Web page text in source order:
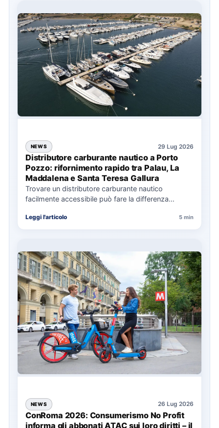
NEWS 29 Lug 2026
Distributore carburante nautico a Porto
Pozzo: rifornimento rapido tra Palau, La
Maddalena e Santa Teresa Gallura
Trovare un distributore carburante nautico
facilmente accessibile può fare la differenza
soprattutto…
Leggi l'articolo 5 min
NEWS 26 Lug 2026
ConRoma 2026: Consumerismo No Profit
informa gli abbonati ATAC sui loro diritti – il